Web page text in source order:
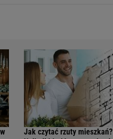
Jak czytać rzuty mieszkań?